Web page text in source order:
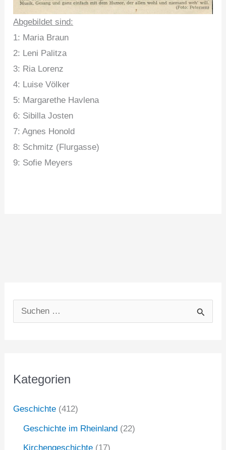
Abgebildet sind:
1: Maria Braun
2: Leni Palitza
3: Ria Lorenz
4: Luise Völker
5: Margarethe Havlena
6: Sibilla Josten
7: Agnes Honold
8: Schmitz (Flurgasse)
9: Sofie Meyers
e
Kategorien
Geschichte (412)
Geschichte im Rheinland (22)
Kirchengeschichte (17)